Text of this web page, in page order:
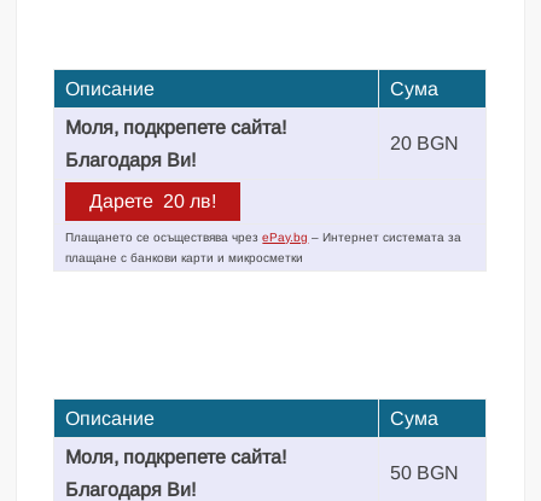
Описание
Сума
Моля, подкрепете сайта!
Благодаря Ви!
20 BGN
Плащането се осъществява чрезePay.bg – Интернет системата за
плащане с банкови карти и микросметки
Описание
Сума
Моля, подкрепете сайта!
Благодаря Ви!
50 BGN